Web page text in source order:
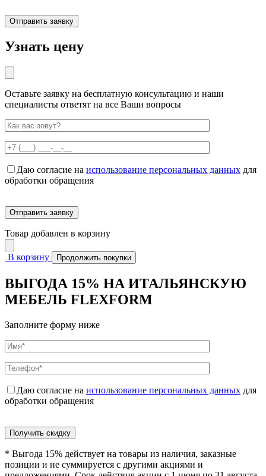
Узнать цену
Оставьте заявку на бесплатную консультацию и наши
специалисты ответят на все Ваши вопросы
Даю согласие на использование персональных данных для
обработки обращения
Товар добавлен в корзину
В корзину Продолжить покупки
ВЫГОДА 15% НА ИТАЛЬЯНСКУЮ
МЕБЕЛЬ FLEXFORM
Заполните форму ниже
Даю согласие на использование персональных данных для
обработки обращения
Получить скидку
* Выгода 15% действует на товары из наличия, заказные
позиции и не суммируется с другими акциями и